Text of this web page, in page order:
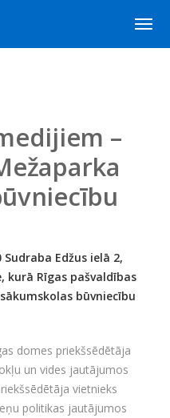
–
Sudraba Edžus ielā 2,
kurā Rīgas pašvaldības
būvniecību
domes priekšsēdētāja
un vides jautājumos
vietnieks
politikas jautājumos